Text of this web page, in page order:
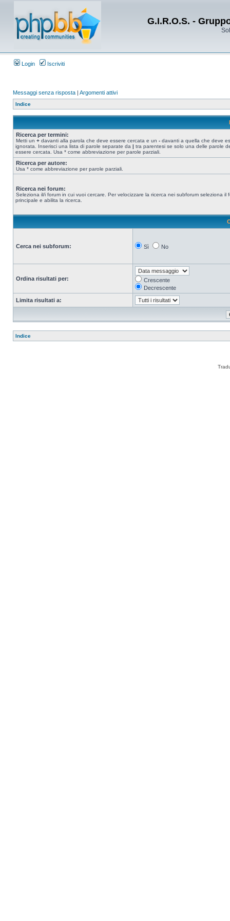
G.I.R.O.S. -
Login Iscriviti
Messaggi senza risposta | Argomenti attivi
Indice
Ricerca per termini:
Metti un + davanti alla parola che deve essere cercata e un - davanti a quella che deve
ignorata. Inserisci una lista di parole separate da | tra parentesi se solo una delle parole
essere cercata. Usa * come abbreviazione per parole parziali.
Ricerca per autore:
Usa * come abbreviazione per parole parziali.
Ricerca nei forum:
Seleziona il/i forum in cui vuoi cercare. Per velocizzare la ricerca nei subforum seleziona il
principale e abilita la ricerca.
Cerca nei subforum: Sì No
Ordina risultati per:
Crescente
Decrescente
Limita risultati a:
Indice